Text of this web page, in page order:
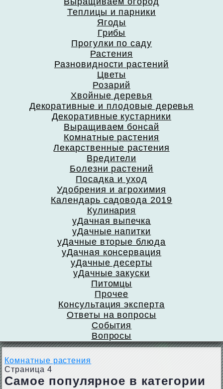
Теплицы и парники
Ягоды
Грибы
Прогулки по саду
Растения
Разновидности растений
Цветы
Розарий
Хвойные деревья
Декоративные и плодовые деревья
Декоративные кустарники
Выращиваем бонсай
Комнатные растения
Лекарственные растения
Вредители
Болезни растений
Посадка и уход
Удобрения и агрохимия
Календарь садовода 2019
Кулинария
уДачная выпечка
уДачные напитки
уДачные вторые блюда
уДачная консервация
уДачные десерты
уДачные закуски
Питомцы
Прочее
Консультация эксперта
Ответы на вопросы
События
Вопросы
Комнатные растения
Страница 4
Самое популярное в категории